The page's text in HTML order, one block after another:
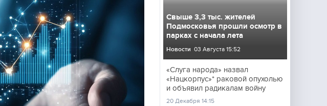
Свыше 3,3 тыс. жителей
Подмосковья прошли осмотр в
парках с начала лета
Новости 03 Августа 15:52
«Слуга народа» назвал
«Нацкорпус»* раковой опухолью
и объявил радикалам войну
20 Декабря 14:15